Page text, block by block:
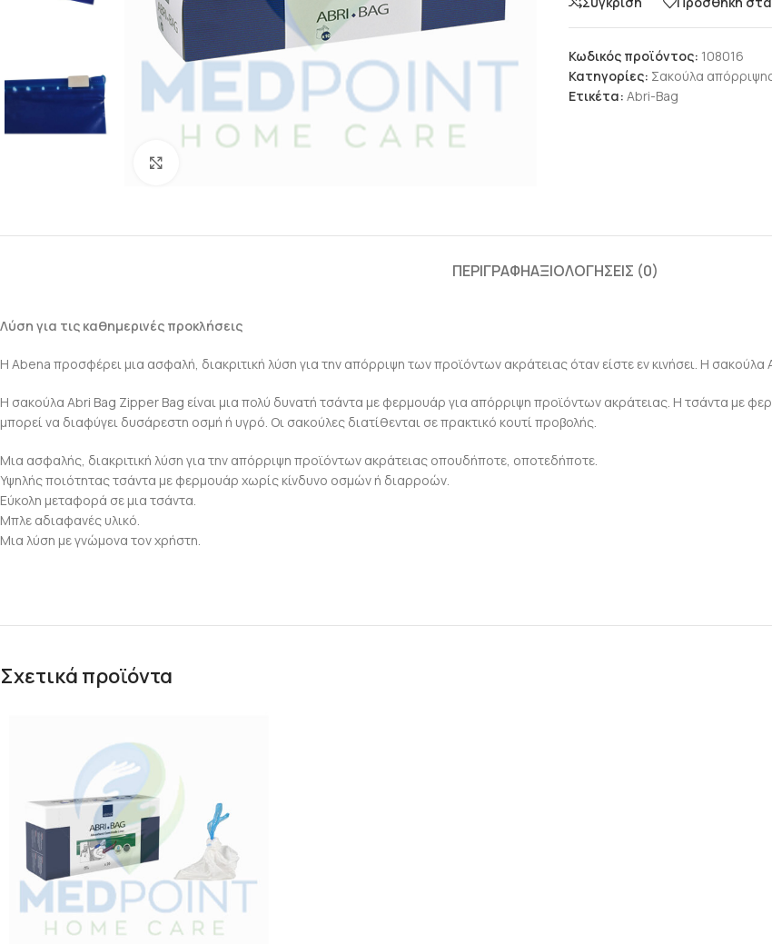
Κωδικός προϊόντος: 108016
Κατηγορίες: Σακούλα
Ετικέτα: Abri-Bag
ΠΕΡΙΓΡΑΦΉΑΞΙΟΛΟΓΉΣΕΙΣ (0)
Λύση για τις καθημερινές προκλήσεις
Η Abena προσφέρει μια ασφαλή, διακριτική λύση για την απόρριψη των προϊόντων ακράτειας όταν είστε εν κινήσει. Η σακούλα
Η σακούλα Abri Bag Zipper Bag είναι μια πολύ δυνατή τσάντα με φερμουάρ για απόρριψη προϊόντων ακράτειας. Η τσάντα με
μπορεί να διαφύγει δυσάρεστη οσμή ή υγρό. Οι σακούλες διατίθενται σε πρακτικό κουτί προβολής.
Μια ασφαλής, διακριτική λύση για την απόρριψη προϊόντων ακράτειας οπουδήποτε, οποτεδήποτε.
Υψηλής ποιότητας τσάντα με φερμουάρ χωρίς κίνδυνο οσμών ή διαρροών.
Εύκολη μεταφορά σε μια τσάντα.
Μπλε αδιαφανές υλικό.
Μια λύση με γνώμονα τον χρήστη.
Σχετικά προϊόντα